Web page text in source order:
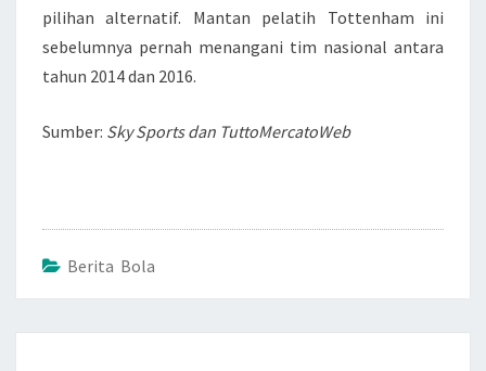
pilihan alternatif. Mantan pelatih Tottenham ini
sebelumnya pernah menangani tim nasional antara
tahun 2014 dan 2016.
Sumber: Sky Sports dan TuttoMercatoWeb
Berita Bola